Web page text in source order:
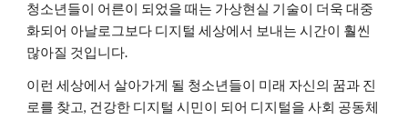
청소년들이 어른이 되었을 때는 가상현실 기술이 더욱 대중
화되어 아날로그보다 디지털 세상에서 보내는 시간이 훨씬
많아질 것입니다.
이런 세상에서 살아가게 될 청소년들이 미래 자신의 꿈과 진
로를 찾고, 건강한 디지털 시민이 되어 디지털을 사회 공동체